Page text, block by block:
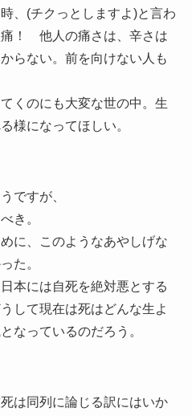
、(チクっとしますよ)と言わ
！ 他人の痛さは、辛さは
らない。前を向けない人も
くのにも大変な世の中。生
様になってほしい。
ですが、
き。
に、このようなあやしげな
た。
本には自死を絶対悪とする
して現在は死はどんな生よ
なっているのだろう。
は同列に論じる訳にはいか